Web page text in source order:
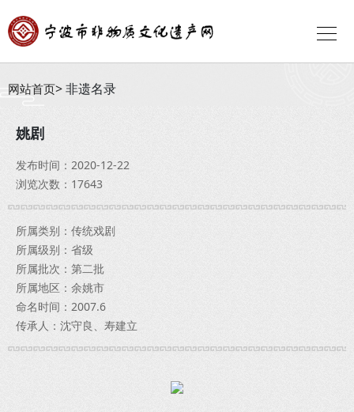
网站首页 非遗名录
姚剧
发布时间：2020-12-22
浏览次数：17643
所属类别：传统戏剧
所属级别：省级
所属批次：第二批
所属地区：余姚市
命名时间：2007.6
传承人：沈守良、寿建立